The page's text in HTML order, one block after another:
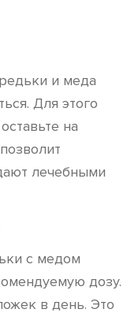
и меда
Для этого
на
лечебными
с медом
дозу.
в день. Это